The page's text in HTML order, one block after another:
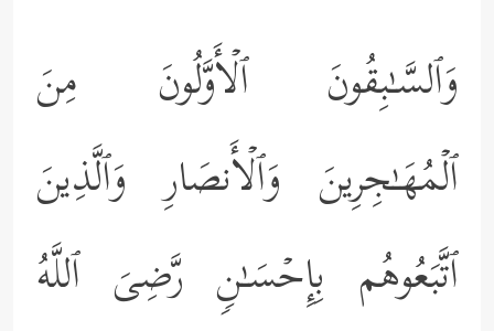
وَٱلسَّـٰبِقُونَ ٱلۡأَوَّلُونَ مِنَ
ٱلۡمُهَـٰجِرِینَ وَٱلۡأَنصَارِ وَٱلَّذِینَ
ٱتَّبَعُوهُم بِإِحۡسَـٰنࣲ رَّضِیَ ٱللَّهُ